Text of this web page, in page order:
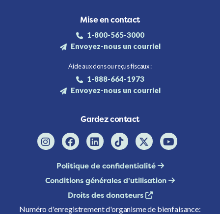
Mise en contact
1-800-565-3000
Envoyez-nous un courriel
Aide aux dons ou reçus fiscaux :
1-888-664-1973
Envoyez-nous un courriel
Gardez contact
Politique de confidentialité
Conditions générales d'utilisation
Droits des donateurs
Numéro d'enregistrement d'organisme de bienfaisance: